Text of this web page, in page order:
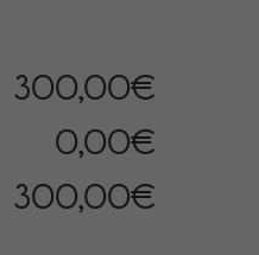
300,00€
0,00€
300,00€